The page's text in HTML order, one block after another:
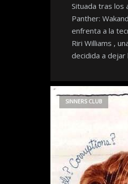
Situada tras los
Panther:
enfrenta a la
Riri Williams ,
decidida a dejar
SINNERS CLUB